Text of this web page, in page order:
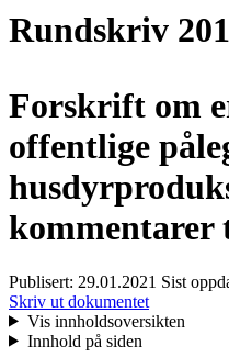
Rundskriv
Forskrift om
offentlige
kommentarer
Publisert: 29.01.2021 Sist
Skriv ut dokumentet
Vis innholdsoversikten
Innhold på siden